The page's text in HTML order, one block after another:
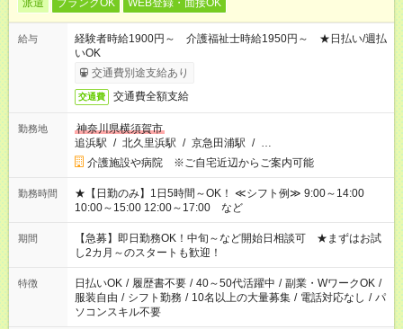
派遣 ブランクOK WEB登録・面接OK
給与
経験者時給1900円～ 介護福祉士時給1950円～ ★日払い/週払
いOK
交通費別途支給あり
交通費 交通費全額支給
勤務地
神奈川県横須賀市
追浜駅 / 北久里浜駅 / 京急田浦駅 / …
介護施設や病院 ※ご自宅近辺からご案内可能
勤務時間
★【日勤のみ】1日5時間～OK！ ≪シフト例≫ 9:00～14:00
10:00～15:00 12:00～17:00 など
期間
【急募】即日勤務OK！中旬～など開始日相談可 ★まずはお試
し2カ月～のスタートも歓迎！
特徴 日払いOK / 履歴書不要 / 40～50代活躍中 / 副業・WワークOK /
服装自由 / シフト勤務 / 10名以上の大量募集 / 電話対応なし / パ
ソコンスキル不要